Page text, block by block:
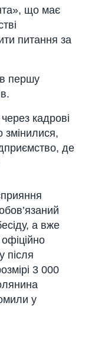
що має
питання за
першу
кадрові
змінилися,
де
а вже
після
3 000
у